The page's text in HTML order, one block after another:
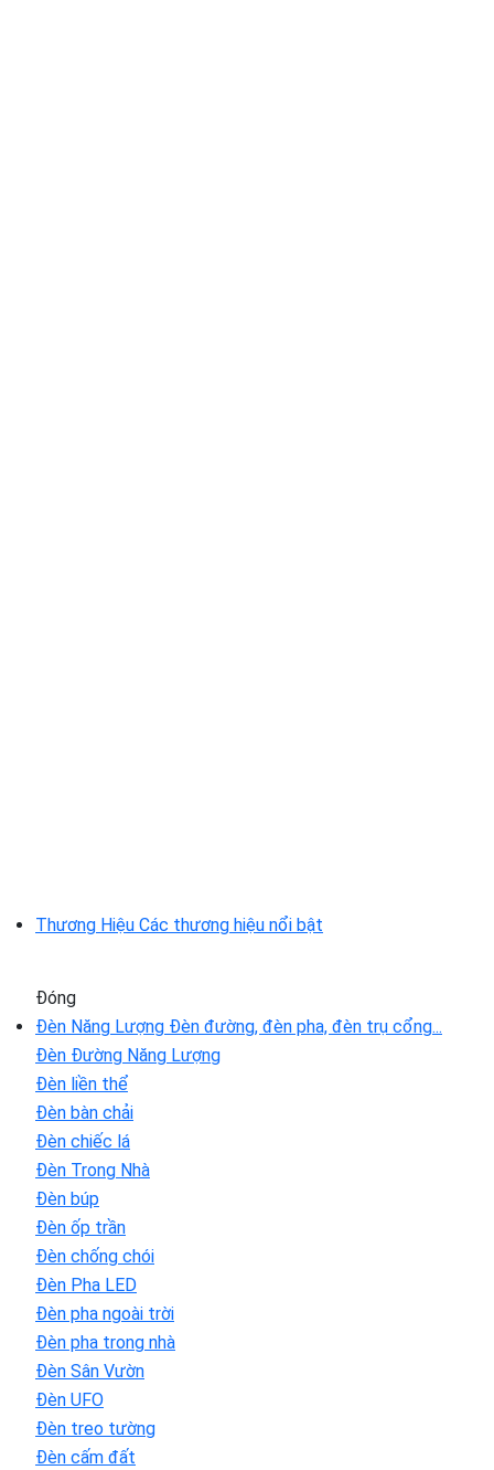
Thương Hiệu Các thương hiệu nổi bật
Đóng
Đèn Năng Lượng Đèn đường, đèn pha, đèn trụ cổng...
Đèn Đường Năng Lượng
Đèn liền thể
Đèn bàn chải
Đèn chiếc lá
Đèn Trong Nhà
Đèn búp
Đèn ốp trần
Đèn chống chói
Đèn Pha LED
Đèn pha ngoài trời
Đèn pha trong nhà
Đèn Sân Vườn
Đèn UFO
Đèn treo tường
Đèn cấm đất